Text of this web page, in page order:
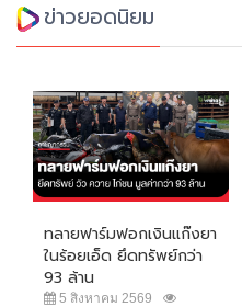
ข่าวยอดนิยม
ทลายฟาร์มฟอกเงินแก๊งยา
ในร้อยเอ็ด ยึดทรัพย์กว่า
93 ล้าน
5 สิงหาคม 2569